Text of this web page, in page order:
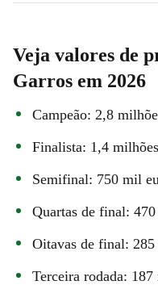
Veja valores de
Garros em 2026
Campeão: 2,8
Finalista: 1,4
Semifinal: 750 mil
Quartas de final:
Oitavas de final:
Terceira rodada: